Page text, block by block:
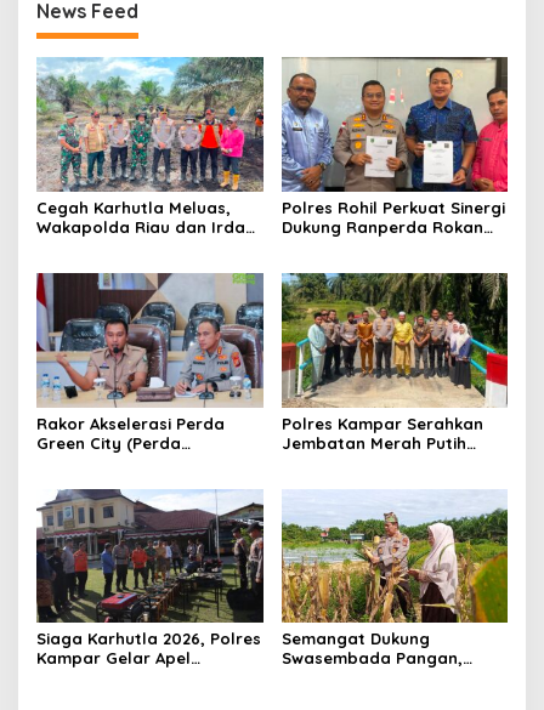
News Feed
Cegah Karhutla Meluas,
Wakapolda Riau dan Irdam
Limau Kapas
Polres Rohil Perkuat Sinergi
Dukung Ranperda Rokan
Rakor Akselerasi Perda
Green City (Perda
Lingkungan Hidup Kota
Pekanbaru dan Tim Pakar
Polres Kampar Serahkan
Jembatan Merah Putih
Siaga Karhutla 2026, Polres
Kampar Gelar Apel
Semangat Dukung
Swasembada Pangan,